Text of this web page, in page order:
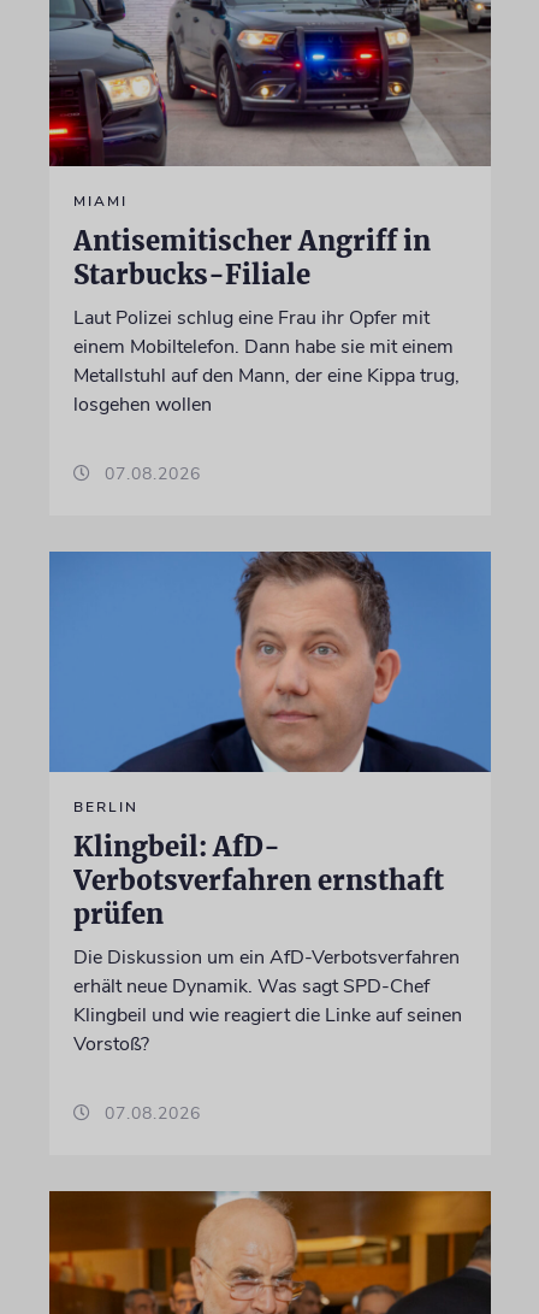
MIAMI
Antisemitischer Angriff in
Starbucks-Filiale
Laut Polizei schlug eine Frau ihr Opfer mit
einem Mobiltelefon. Dann habe sie mit einem
Metallstuhl auf den Mann, der eine Kippa trug,
losgehen wollen
07.08.2026
BERLIN
Klingbeil: AfD-
Verbotsverfahren ernsthaft
prüfen
Die Diskussion um ein AfD-Verbotsverfahren
erhält neue Dynamik. Was sagt SPD-Chef
Klingbeil und wie reagiert die Linke auf seinen
Vorstoß?
07.08.2026